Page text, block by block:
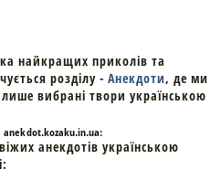
найкращих приколів та
розділу - Анекдоти, де ми
вибрані твори українською
anekdot.kozaku.in.ua:
анекдотів українською